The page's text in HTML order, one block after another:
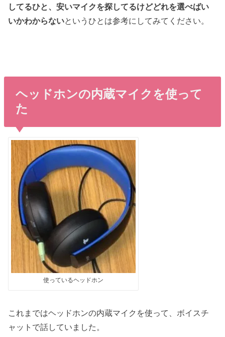
してるひと、安いマイクを探してるけどどれを選べばい
いかわからないというひとは参考にしてみてください。
ヘッドホンの内蔵マイクを使って
た
使っているヘッドホン
これまではヘッドホンの内蔵マイクを使って、ボイスチ
ャットで話していました。